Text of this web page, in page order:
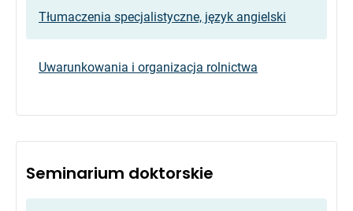
Tłumaczenia specjalistyczne, język angielski
Uwarunkowania i organizacja rolnictwa
Seminarium doktorskie